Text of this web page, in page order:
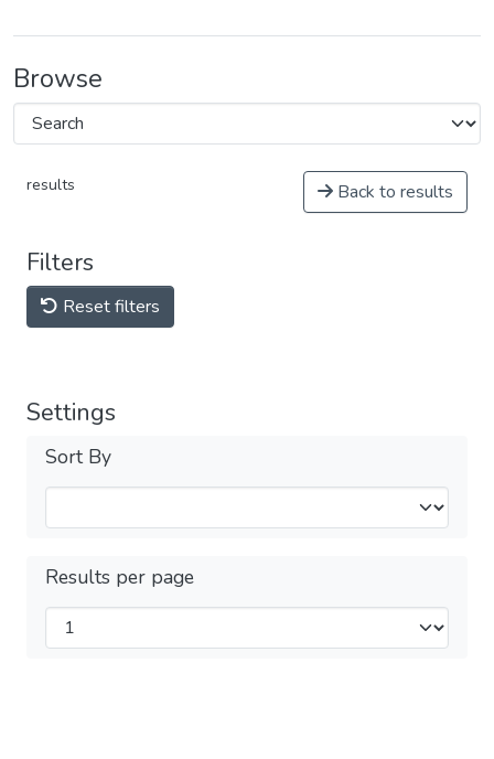
Browse
results Back to results
Filters
Reset filters
Settings
Sort By
Results per page